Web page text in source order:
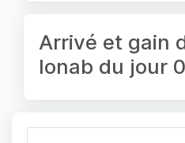
Arrivé et gain
lonab du jour